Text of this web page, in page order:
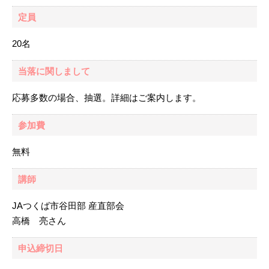
定員
20名
当落に関しまして
応募多数の場合、抽選。詳細はご案内します。
参加費
無料
講師
JAつくば市谷田部 産直部会
高橋 亮さん
申込締切日